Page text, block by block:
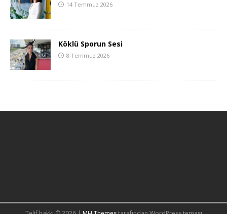
14 Temmuz 2026
Köklü Sporun Sesi
8 Temmuz 2026